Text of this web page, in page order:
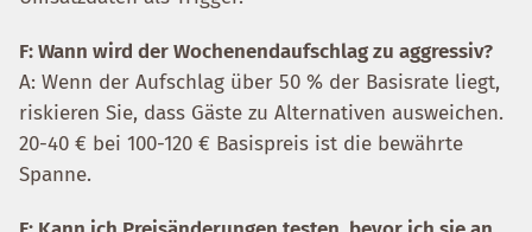
F: Wann wird der Wochenendaufschlag zu aggressiv?
A: Wenn der Aufschlag über 50 % der Basisrate liegt,
riskieren Sie, dass Gäste zu Alternativen ausweichen.
20-40 € bei 100-120 € Basispreis ist die bewährte
Spanne.